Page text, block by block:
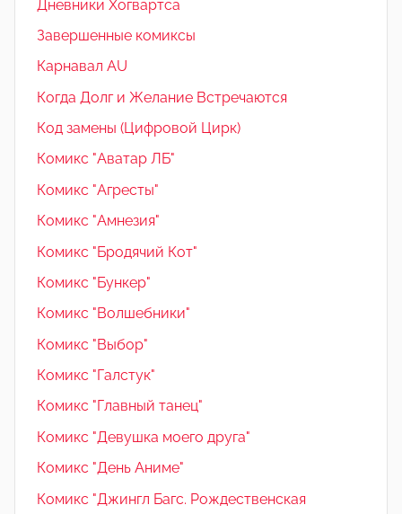
Дневники Хогвартса
Завершенные комиксы
Карнавал AU
Когда Долг и Желание Встречаются
Код замены (Цифровой Цирк)
Комикс "Аватар ЛБ"
Комикс "Агресты"
Комикс "Амнезия"
Комикс "Бродячий Кот"
Комикс "Бункер"
Комикс "Волшебники"
Комикс "Выбор"
Комикс "Галстук"
Комикс "Главный танец"
Комикс "Девушка моего друга"
Комикс "День Аниме"
Комикс "Джингл Багс. Рождественская